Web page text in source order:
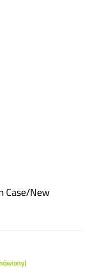
Case/New